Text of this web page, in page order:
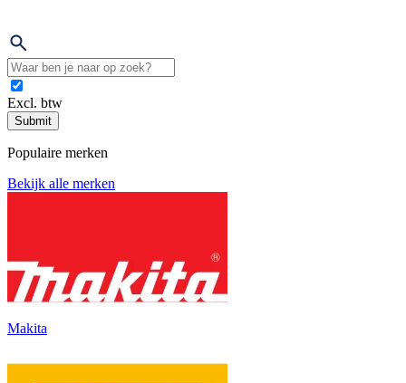
Excl. btw
Submit
Populaire merken
Bekijk alle merken
Makita